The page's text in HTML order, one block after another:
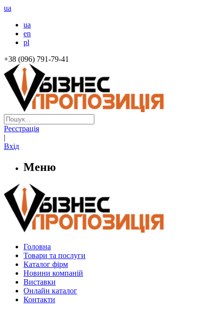
ua
ua
en
pl
+38 (096) 791-79-41
Реєстрація
|
Вхід
Меню
Головна
Товари та послуги
Каталог фірм
Новини компаній
Виставки
Онлайн каталог
Контакти